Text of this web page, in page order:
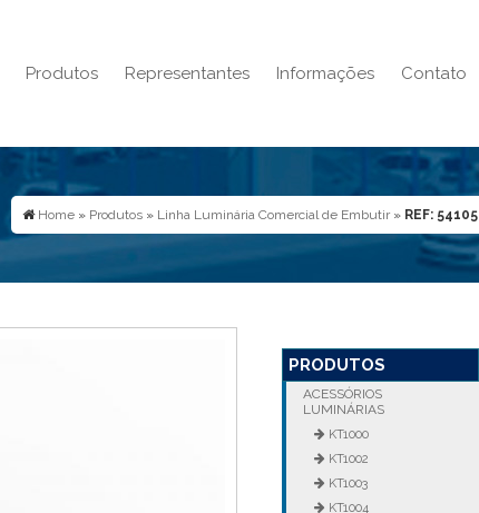
Produtos Representantes Informações Contato
Home » Produtos » Linha Luminária Comercial de Embutir » REF: 54105
PRODUTOS
ACESSÓRIOS
LUMINÁRIAS
KT1000
KT1002
KT1003
KT1004